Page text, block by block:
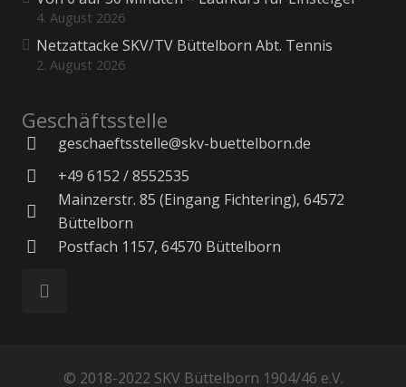
4. August 2026
Netzattacke SKV/TV Büttelborn Abt. Tennis
2. August 2026
Geschäftsstelle
geschaeftsstelle@skv-buettelborn.de
+49 6152 / 8552535
Mainzerstr. 85 (Eingang Fichtering), 64572
Büttelborn
Postfach 1157, 64570 Büttelborn
© 2018-2022 SKV Büttelborn 1904/46 e.V.